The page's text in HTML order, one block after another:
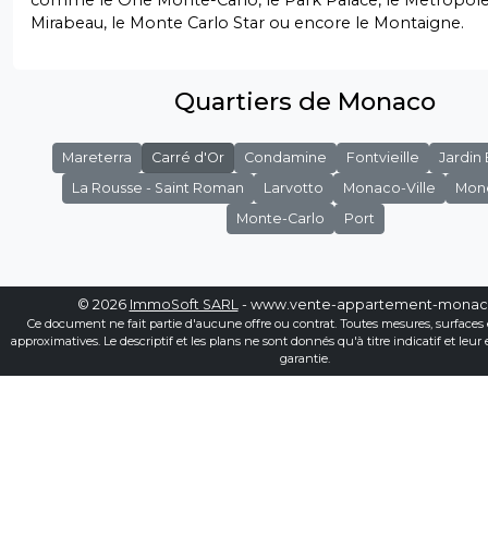
Mirabeau, le Monte Carlo Star ou encore le Montaigne.
Quartiers de Monaco
Mareterra Carré d'Or Condamine Fontvieille
Jardin
La Rousse - Saint Roman
Larvotto Monaco-Ville
Monte-Carlo
Port
© 2026 ImmoSoft SARL- www.vente-appartement-
Ce document ne fait partie d'aucune offre ou contrat. Toutes mesures, surfaces
approximatives. Le descriptif et les plans ne sont donnés qu'à titre indicatif et leur
garantie.